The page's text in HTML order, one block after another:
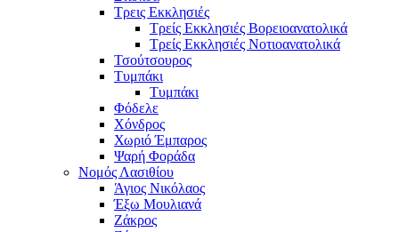
Τρεις Εκκλησιές
Τρείς Εκκλησιές Βορειοανατολικά
Τρείς Εκκλησιές Νοτιοανατολικά
Τσούτσουρος
Τυμπάκι
Τυμπάκι
Φόδελε
Χόνδρος
Χωριό Έμπαρος
Ψαρή Φοράδα
Νομός Λασιθίου
Άγιος Νικόλαος
Έξω Μουλιανά
Ζάκρος